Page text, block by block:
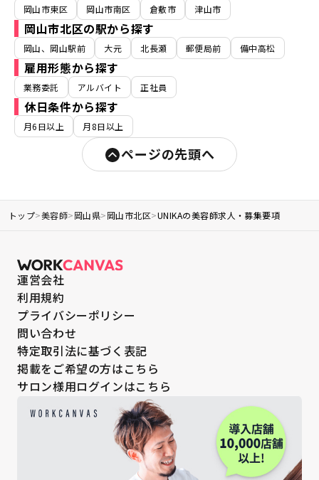
岡山市東区
岡山市南区 倉敷市 津山市
岡山市北区の駅から探す
岡山、岡山駅前 大元 北長瀬 郵便局前 備中高松
雇用形態から探す
業務委託 アルバイト 正社員
休日条件から探す
月6日以上 月8日以上
ページの先頭へ
トップ>美容師>岡山県>岡山市北区>UNIKAの美容師求人・募集要項
運営会社
利用規約
プライバシーポリシー
問い合わせ
特定取引法に基づく表記
掲載をご希望の方はこちら
サロン様用ログインはこちら